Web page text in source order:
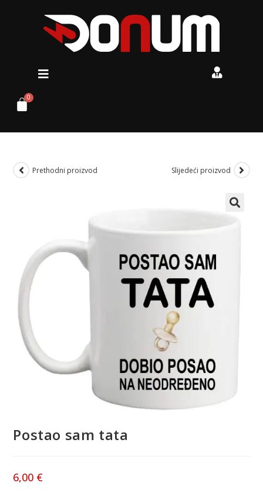
Prethodni proizvod Slijedeći proizvod
Postao sam tata
6,00 €